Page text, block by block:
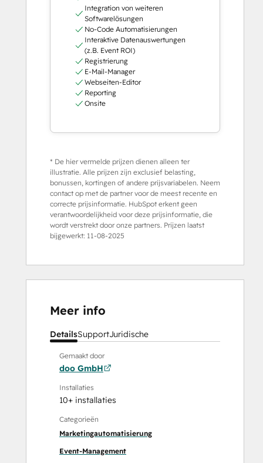
Integration von weiteren
Softwarelösungen
No-Code Automatisierungen
Interaktive Datenauswertungen
(z.B. Event ROI)
Registrierung
E-Mail-Manager
Webseiten-Editor
Reporting
Onsite
* De hier vermelde prijzen dienen alleen ter
illustratie. Alle prijzen zijn exclusief belasting,
bonussen, kortingen of andere prijsvariabelen. Neem
contact op met de partner voor de meest recente en
correcte prijsinformatie. HubSpot erkent geen
verantwoordelijkheid voor deze prijsinformatie, die
wordt verstrekt door onze partners. Prijzen laatst
bijgewerkt: 11-08-2025
Meer info
DetailsSupportJuridische
Gemaakt door
doo GmbH
Installaties
10+ installaties
Categorieën
Marketingautomatisierung
Event-Management